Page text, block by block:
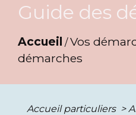
Guide des
Accueil /Vos
démarches
Accueil particuliers >